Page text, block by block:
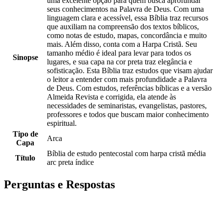
Sinopse
seus conhecimentos na Palavra de Deus. Com uma
linguagem clara e acessível, essa Bíblia traz recursos
que auxiliam na compreensão dos textos bíblicos,
como notas de estudo, mapas, concordância e muito
mais. Além disso, conta com a Harpa Cristã. Seu
tamanho médio é ideal para levar para todos os
lugares, e sua capa na cor preta traz elegância e
sofisticação. Esta Bíblia traz estudos que visam ajudar
o leitor a entender com mais profundidade a Palavra
de Deus. Com estudos, referências bíblicas e a versão
Almeida Revista e corrigida, ela atende às
necessidades de seminaristas, evangelistas, pastores,
professores e todos que buscam maior conhecimento
espiritual.
Tipo de
Capa
Arca
Título
Bíblia de estudo pentecostal com harpa cristã média
arc preta índice
Perguntas e Respostas